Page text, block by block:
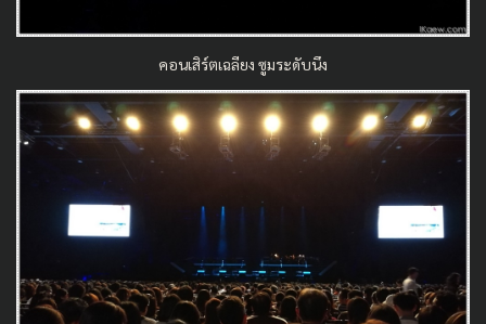
คอนเสิร์ตเฉลียง ซูมระดับนึง